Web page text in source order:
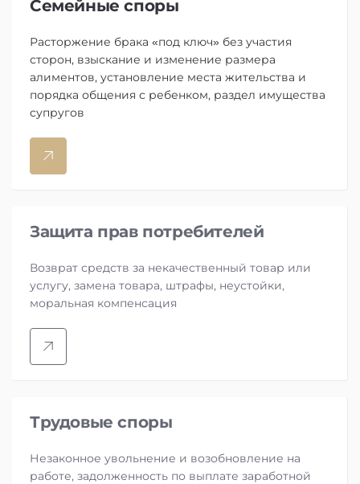
Семейные споры
Расторжение брака «под ключ» без участия
сторон, взыскание и изменение размера
алиментов, установление места жительства и
порядка общения с ребенком, раздел имущества
супругов
Защита прав потребителей
Возврат средств за некачественный товар или
услугу, замена товара, штрафы, неустойки,
моральная компенсация
Трудовые споры
Незаконное увольнение и возобновление на
работе, задолженность по выплате заработной